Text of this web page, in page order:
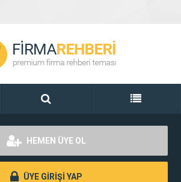
HEMEN ÜYE OL
ÜYE GİRİŞİ YAP